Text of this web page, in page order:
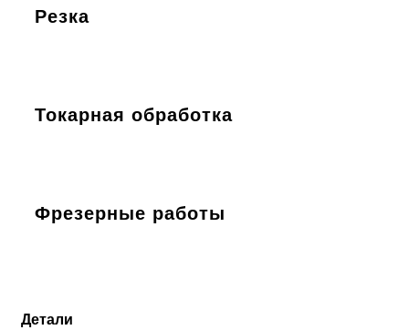
Резка
Токарная обработка
Фрезерные работы
Детали